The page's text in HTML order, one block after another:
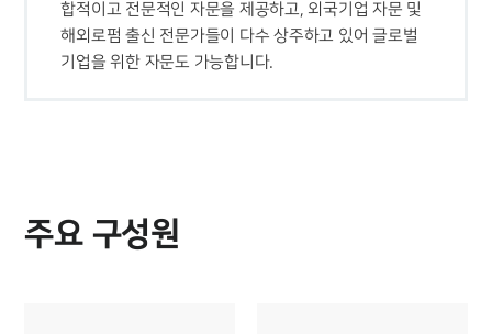
합적이고 전문적인 자문을 제공하고, 외국기업 자문 및
해외로펌 출신 전문가들이 다수 상주하고 있어 글로벌
기업을 위한 자문도 가능합니다.
주요 구성원